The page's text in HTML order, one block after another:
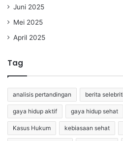
Juni 2025
Mei 2025
April 2025
Tag
analisis pertandingan berita selebriti
gaya hidup aktif gaya hidup sehat
Kasus Hukum kebiasaan sehat